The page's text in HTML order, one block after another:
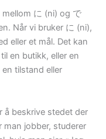
に (ni) og で
Når vi bruker に (ni),
eller et mål. Det kan
en butikk, eller en
tilstand eller
å beskrive stedet der
jobber, studerer